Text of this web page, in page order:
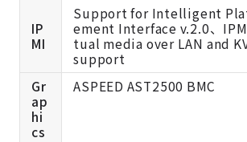
IP
MI
Support for Intelligent
ement Interface v.2.0、
tual media over LAN and
support
Gr
ap
hi
cs
ASPEED AST2500 BMC